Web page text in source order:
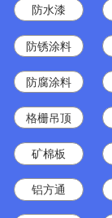
防水漆
防锈涂料
防腐涂料
格栅吊顶
矿棉板
铝方通